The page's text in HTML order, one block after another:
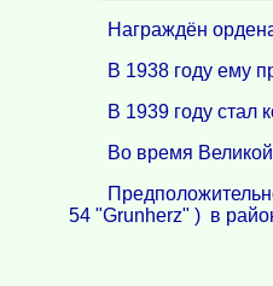
Награждён
В 1938 году ему
В 1939 году стал
Во время
54 "Grunherz" ) в